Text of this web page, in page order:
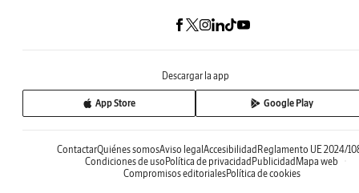
Descargar la app
App Store Google Play
ContactarQuiénes somosAviso legal Accesibilidad Reglamento UE 2024/
Condiciones de uso Política de privacidad Publicidad Mapa web
Compromisos editorialesPolítica de cookies